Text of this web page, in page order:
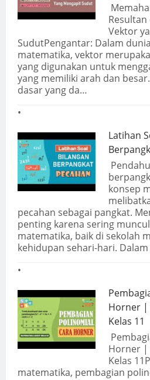
Resultan
Vektor
SudutPengantar: Dalam
matematika, vektor
yang digunakan untuk
yang memiliki arah dan
dasar yang da…
Latihan
konsep
pecahan sebagai pangkat.
penting karena sering
matematika, baik di sekolah
kehidupan sehari-hari.
Horner |
Kelas 11
Horner |
Kelas
matematika, pembagian